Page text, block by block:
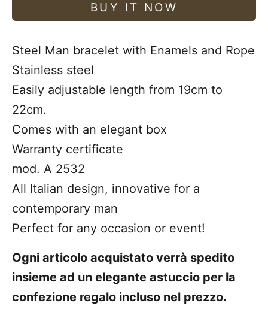
BUY IT NOW
Steel Man bracelet with Enamels and Rope
Stainless steel
Easily adjustable length from 19cm to
22cm.
Comes with an elegant box
Warranty certificate
mod. A 2532
All Italian design, innovative for a
contemporary man
Perfect for any occasion or event!
Ogni articolo acquistato verrà spedito
insieme ad un elegante astuccio per la
confezione regalo incluso nel prezzo.